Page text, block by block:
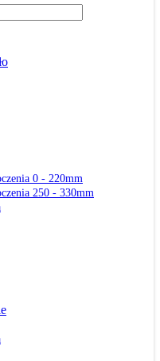
0 - 220mm
250 - 330mm